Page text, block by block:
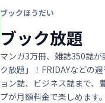
ブックほうだい
ブック放題
マンガ3万冊、雑誌350誌が
ク放題」！FRIDAYなどの
ョン誌、ビジネス誌まで、
プが月額料金で楽しめます